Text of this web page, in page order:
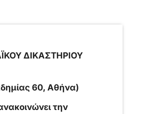
ΔΙΚΑΣΤΗΡΙΟΥ
60, Αθήνα)
την